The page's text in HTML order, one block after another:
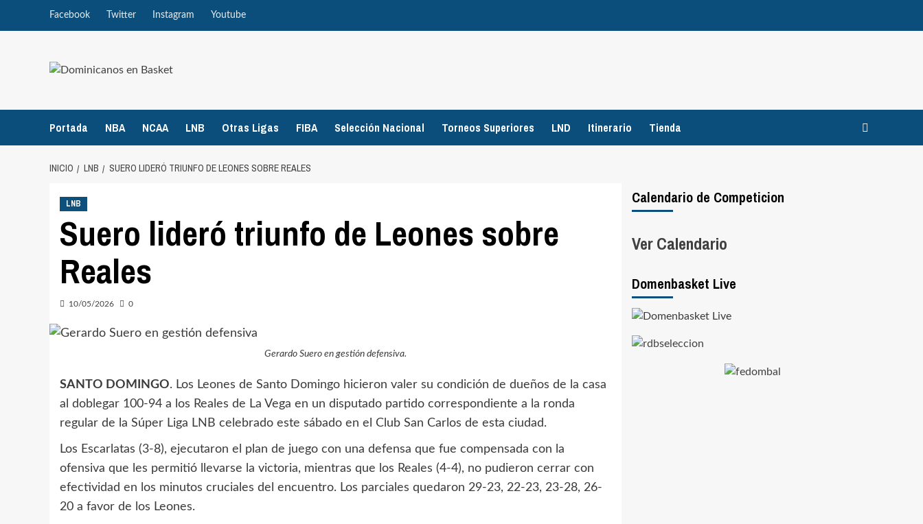
Facebook Twitter Instagram Youtube
Portada NBA NCAA LNB Otras Ligas FIBA Selección Nacional Torneos Superiores LND Itinerario Tienda
INICIO LNB SUERO LIDERÓ TRIUNFO DE LEONES SOBRE REALES
LNB
Suero lideró triunfo de Leones sobre
Reales
10/05/2026 0
Gerardo Suero en gestión defensiva.
SANTO DOMINGO. Los Leones de Santo Domingo hicieron valer su condición de dueños de la casa
al doblegar 100-94 a los Reales de La Vega en un disputado partido correspondiente a la ronda
regular de la Súper Liga LNB celebrado este sábado en el Club San Carlos de esta ciudad.
Los Escarlatas (3-8), ejecutaron el plan de juego con una defensa que fue compensada con la
ofensiva que les permitió llevarse la victoria, mientras que los Reales (4-4), no pudieron cerrar con
efectividad en los minutos cruciales del encuentro. Los parciales quedaron 29-23, 22-23, 23-28, 26-
20 a favor de los Leones.
Calendario de Competicion
Ver Calendario
Domenbasket Live